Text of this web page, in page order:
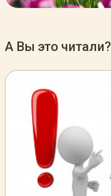
А Вы это читали?